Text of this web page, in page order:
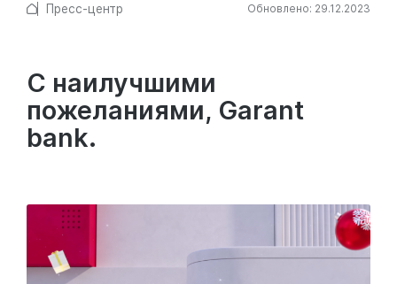
Пресс-центр Обновлено: 29.12.2023
С наилучшими
пожеланиями, Garant
bank.